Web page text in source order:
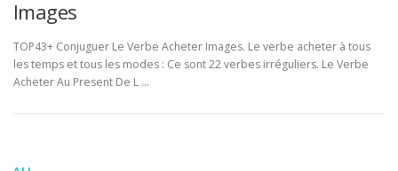
Images
TOP43+ Conjuguer Le Verbe Acheter Images. Le verbe acheter à tous
les temps et tous les modes : Ce sont 22 verbes irréguliers. Le Verbe
Acheter Au Present De L …